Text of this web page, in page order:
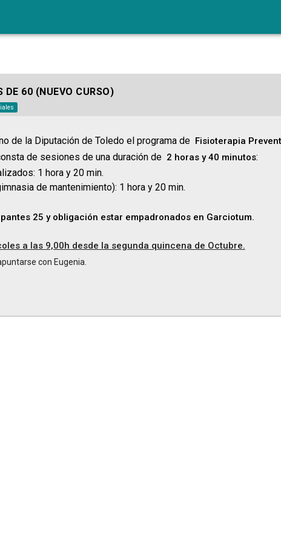
DE 60 (NUEVO CURSO)
de la Diputación de Toledo el programa de Fisioterapia
de sesiones de una duración de2 horas y 40 minutos:
1 hora y 20 min.
de mantenimiento): 1 hora y 20 min.
25 y obligación estar empadronados en Garciotum.
a las 9,00h desde la segunda quincena de Octubre.
con Eugenia.